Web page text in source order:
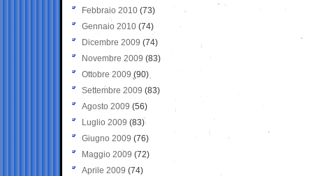
Febbraio 2010 (73)
Gennaio 2010 (74)
Dicembre 2009 (74)
Novembre 2009 (83)
Ottobre 2009 (90)
Settembre 2009 (83)
Agosto 2009 (56)
Luglio 2009 (83)
Giugno 2009 (76)
Maggio 2009 (72)
Aprile 2009 (74)